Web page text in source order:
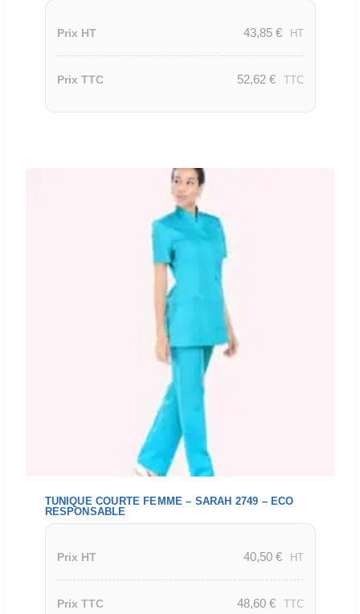
Prix HT 43,85 € HT
Prix TTC 52,62 € TTC
TUNIQUE COURTE FEMME – SARAH 2749 – ECO
RESPONSABLE
Prix HT 40,50 € HT
Prix TTC 48,60 € TTC